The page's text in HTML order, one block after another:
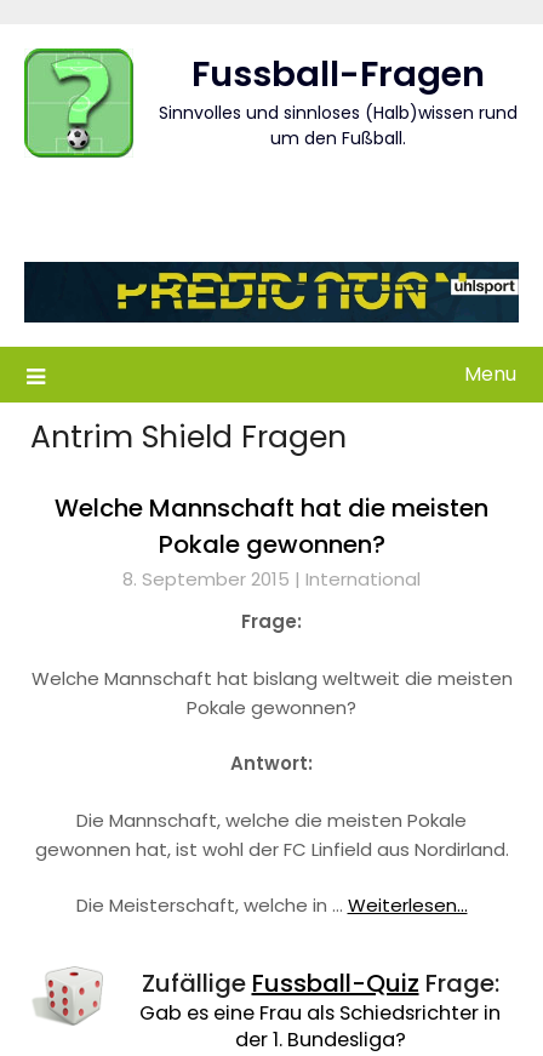
content
Fussball-Fragen
Sinnvolles und sinnloses (Halb)wissen rund
um den Fußball.
Menu
Antrim Shield Fragen
Welche Mannschaft hat die meisten
Pokale gewonnen?
8. September 2015 | International
Frage:
Welche Mannschaft hat bislang weltweit die meisten
Pokale gewonnen?
Antwort:
Die Mannschaft, welche die meisten Pokale
gewonnen hat, ist wohl der FC Linfield aus Nordirland.
Die Meisterschaft, welche in … Weiterlesen...
Zufällige Fussball-Quiz Frage:
Gab es eine Frau als Schiedsrichter in
der 1. Bundesliga?